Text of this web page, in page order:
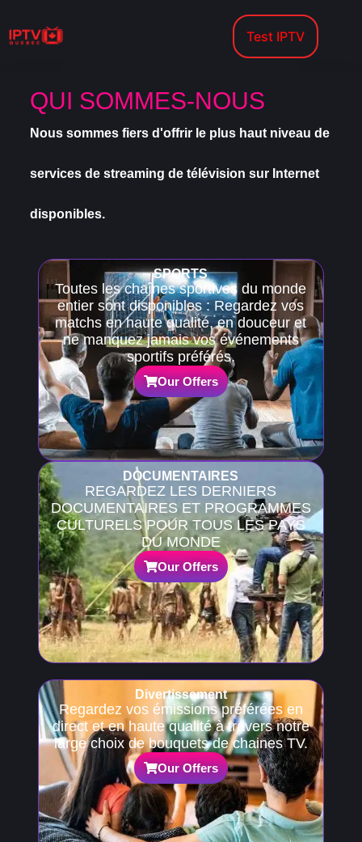
Test IPTV
QUI SOMMES-NOUS
Nous sommes fiers d'offrir le plus haut niveau de
services de streaming de télévision sur Internet
disponibles.
SPORTS
Toutes les chaînes sportives du monde
entier sont disponibles : Regardez vos
matchs en haute qualité, en douceur et
ne manquez jamais vos événements
sportifs préférés.
Our Offers
DOCUMENTAIRES
REGARDEZ LES DERNIERS
DOCUMENTAIRES ET PROGRAMMES
CULTURELS POUR TOUS LES PAYS
DU MONDE
Our Offers
Divertissement
Regardez vos émissions préférées en
direct et en haute qualité à travers notre
large choix de bouquets de chaines TV.
Our Offers